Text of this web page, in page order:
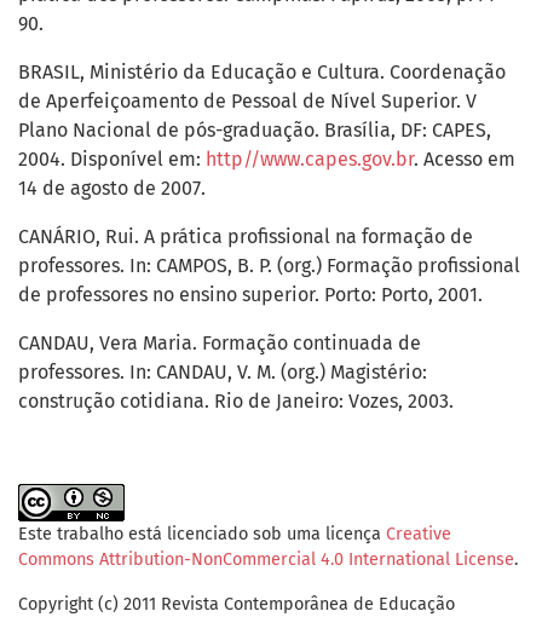
90.
BRASIL, Ministério da Educação e Cultura. Coordenação
de Aperfeiçoamento de Pessoal de Nível Superior. V
Plano Nacional de pós-graduação. Brasília, DF: CAPES,
2004. Disponível em: http//www.capes.gov.br. Acesso em
14 de agosto de 2007.
CANÁRIO, Rui. A prática profissional na formação de
professores. In: CAMPOS, B. P. (org.) Formação profissional
de professores no ensino superior. Porto: Porto, 2001.
CANDAU, Vera Maria. Formação continuada de
professores. In: CANDAU, V. M. (org.) Magistério:
construção cotidiana. Rio de Janeiro: Vozes, 2003.
Este trabalho está licenciado sob uma licença Creative
Commons Attribution-NonCommercial 4.0 International License.
Copyright (c) 2011 Revista Contemporânea de Educação